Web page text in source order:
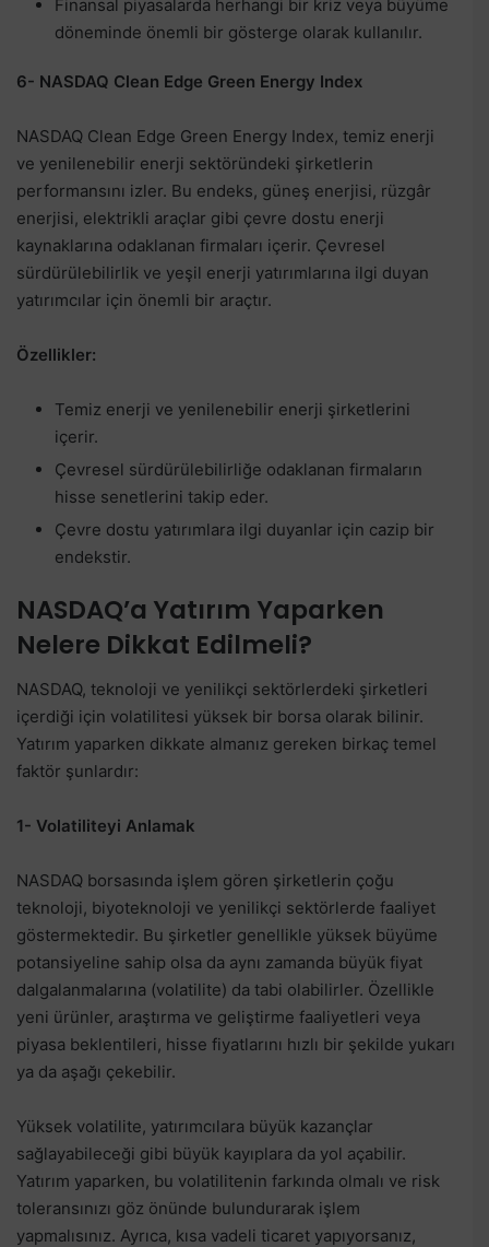
Finansal piyasalarda herhangi bir kriz veya büyüme
döneminde önemli bir gösterge olarak kullanılır.
6- NASDAQ Clean Edge Green Energy Index
NASDAQ Clean Edge Green Energy Index, temiz enerji
ve yenilenebilir enerji sektöründeki şirketlerin
performansını izler. Bu endeks, güneş enerjisi, rüzgâr
enerjisi, elektrikli araçlar gibi çevre dostu enerji
kaynaklarına odaklanan firmaları içerir. Çevresel
sürdürülebilirlik ve yeşil enerji yatırımlarına ilgi duyan
yatırımcılar için önemli bir araçtır.
Özellikler:
Temiz enerji ve yenilenebilir enerji şirketlerini
içerir.
Çevresel sürdürülebilirliğe odaklanan firmaların
hisse senetlerini takip eder.
Çevre dostu yatırımlara ilgi duyanlar için cazip bir
endekstir.
NASDAQ’a Yatırım Yaparken
Nelere Dikkat Edilmeli?
NASDAQ, teknoloji ve yenilikçi sektörlerdeki şirketleri
içerdiği için volatilitesi yüksek bir borsa olarak bilinir.
Yatırım yaparken dikkate almanız gereken birkaç temel
faktör şunlardır:
1- Volatiliteyi Anlamak
NASDAQ borsasında işlem gören şirketlerin çoğu
teknoloji, biyoteknoloji ve yenilikçi sektörlerde faaliyet
göstermektedir. Bu şirketler genellikle yüksek büyüme
potansiyeline sahip olsa da aynı zamanda büyük fiyat
dalgalanmalarına (volatilite) da tabi olabilirler. Özellikle
yeni ürünler, araştırma ve geliştirme faaliyetleri veya
piyasa beklentileri, hisse fiyatlarını hızlı bir şekilde yukarı
ya da aşağı çekebilir.
Yüksek volatilite, yatırımcılara büyük kazançlar
sağlayabileceği gibi büyük kayıplara da yol açabilir.
Yatırım yaparken, bu volatilitenin farkında olmalı ve risk
toleransınızı göz önünde bulundurarak işlem
yapmalısınız. Ayrıca, kısa vadeli ticaret yapıyorsanız,